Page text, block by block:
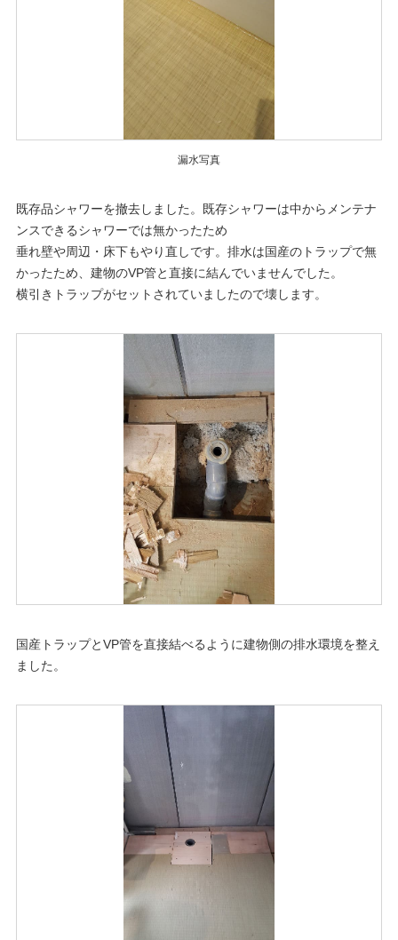
漏水写真
既存品シャワーを撤去しました。既存シャワーは中からメンテナ
ンスできるシャワーでは無かったため
垂れ壁や周辺・床下もやり直しです。排水は国産のトラップで無
かったため、建物のVP管と直接に結んでいませんでした。
横引きトラップがセットされていましたので壊します。
国産トラップとVP管を直接結べるように建物側の排水環境を整え
ました。